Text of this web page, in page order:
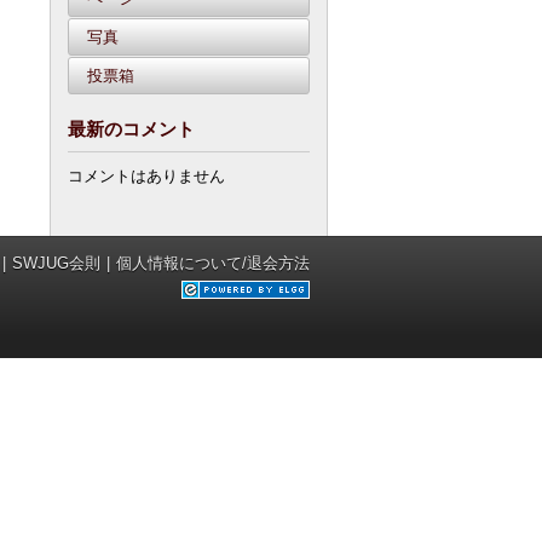
写真
投票箱
最新のコメント
コメントはありません
SWJUG会則 個人情報について/退会方法